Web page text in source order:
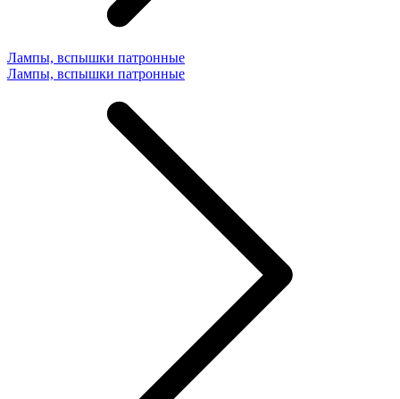
Лампы, вспышки патронные
Лампы, вспышки патронные